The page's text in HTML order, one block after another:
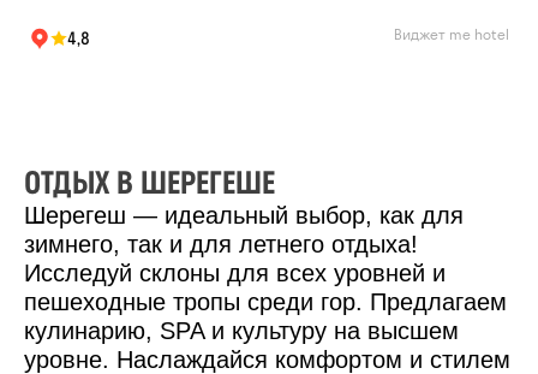
ОТДЫХ В ШЕРЕГЕШЕ
Шерегеш — идеальный выбор, как для
зимнего, так и для летнего отдыха!
Исследуй склоны для всех уровней и
пешеходные тропы среди гор. Предлагаем
кулинарию, SPA и культуру на высшем
уровне. Наслаждайся комфортом и стилем